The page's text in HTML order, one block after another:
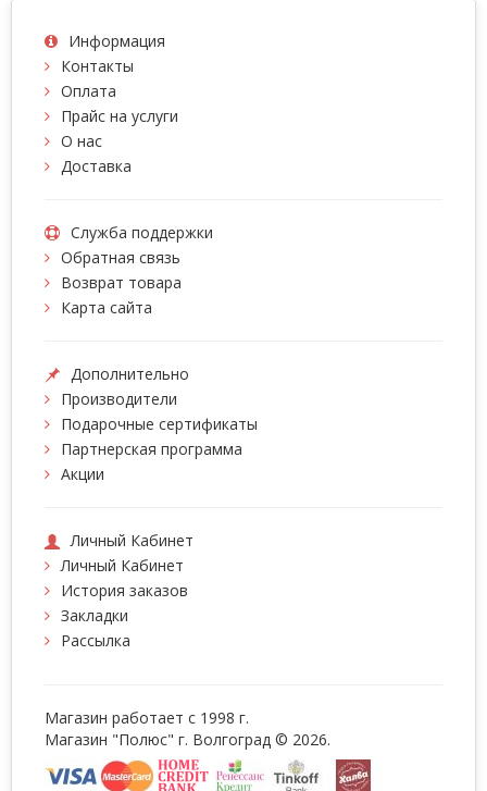
Информация
Контакты
Оплата
Прайс на услуги
О нас
Доставка
Служба поддержки
Обратная связь
Возврат товара
Карта сайта
Дополнительно
Производители
Подарочные сертификаты
Партнерская программа
Акции
Личный Кабинет
Личный Кабинет
История заказов
Закладки
Рассылка
Магазин работает с 1998 г.
Магазин "Полюс" г. Волгоград © 2026.